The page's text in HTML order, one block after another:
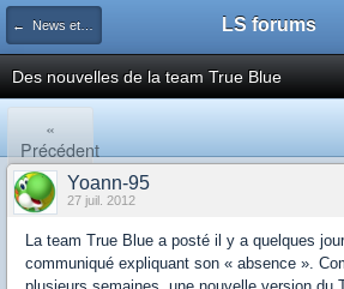
← News et actualités postées sur LS LS forums
Des nouvelles de la team True Blue
«
Précédent
Yoann-95
27 juil. 2012
La team True Blue a posté il y a quelques
communiqué expliquant son « absence ».